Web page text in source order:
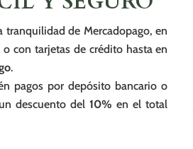
tranquilidad de Mercadopago, en
o con tarjetas de crédito hasta en
.
pagos por depósito bancario o
descuento del10% en el total